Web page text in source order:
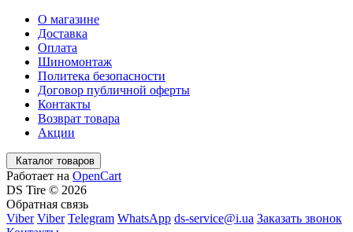
О магазине
Доставка
Оплата
Шиномонтаж
Политека безопасности
Договор публичной оферты
Контакты
Возврат товара
Акции
Каталог товаров
Работает на OpenCart
DS Tire © 2026
Обратная связь
Viber Viber Telegram WhatsApp ds-service@i.ua Заказать звонок